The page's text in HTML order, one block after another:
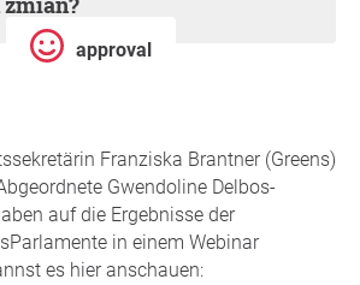
approval
Franziska Brantner (Greens)
Gwendoline Delbos-
auf die Ergebnisse der
in einem Webinar
es hier anschauen: